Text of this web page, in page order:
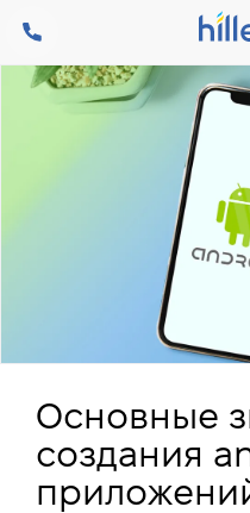
Основные
создания